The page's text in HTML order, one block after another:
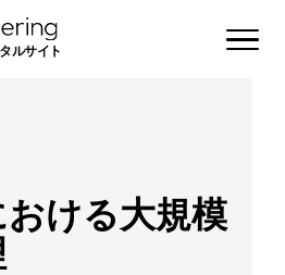
ルサイト
ける大規模